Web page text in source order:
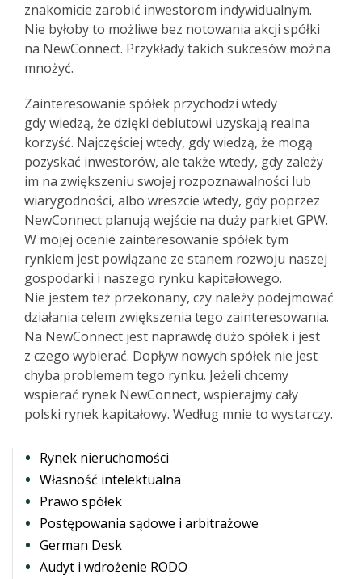
znakomicie zarobić inwestorom indywidualnym.
Nie byłoby to możliwe bez notowania akcji spółki
na NewConnect. Przykłady takich sukcesów można
mnożyć.
Zainteresowanie spółek przychodzi wtedy
gdy wiedzą, że dzięki debiutowi uzyskają realna
korzyść. Najczęściej wtedy, gdy wiedzą, że mogą
pozyskać inwestorów, ale także wtedy, gdy zależy
im na zwiększeniu swojej rozpoznawalności lub
wiarygodności, albo wreszcie wtedy, gdy poprzez
NewConnect planują wejście na duży parkiet GPW.
W mojej ocenie zainteresowanie spółek tym
rynkiem jest powiązane ze stanem rozwoju naszej
gospodarki i naszego rynku kapitałowego.
Nie jestem też przekonany, czy należy podejmować
działania celem zwiększenia tego zainteresowania.
Na NewConnect jest naprawdę dużo spółek i jest
z czego wybierać. Dopływ nowych spółek nie jest
chyba problemem tego rynku. Jeżeli chcemy
wspierać rynek NewConnect, wspierajmy cały
polski rynek kapitałowy. Według mnie to wystarczy.
Rynek nieruchomości
Własność intelektualna
Prawo spółek
Postępowania sądowe i arbitrażowe
German Desk
Audyt i wdrożenie RODO